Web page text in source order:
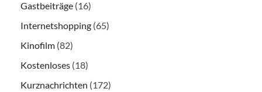
Gastbeiträge (16)
Internetshopping (65)
Kinofilm (82)
Kostenloses (18)
Kurznachrichten (172)